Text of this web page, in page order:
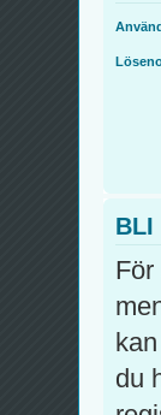
BLI
du